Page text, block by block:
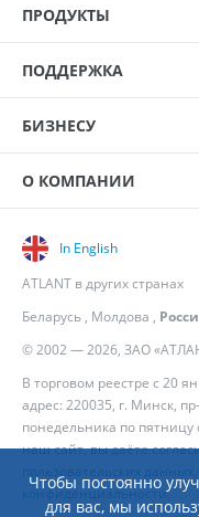
Чтобы постоянно
для вас, мы
ПРОДУКТЫ
ПОДДЕРЖКА
БИЗНЕСУ
О КОМПАНИИ
© 2002 — 2026, ЗАО
В торговом реестре с 20
адрес: 220035, г. Минск,
понедельника по пятницу
наш сайт, вы даёте
конфиденциальности.
In English
ATLANT в других странах
Беларусь , Молдова ,